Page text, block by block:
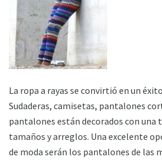
La ropa a rayas se convirtió en un
Sudaderas, camisetas, pantalones
pantalones están decorados con una
tamaños y arreglos. Una excelente
de moda serán los pantalones de las